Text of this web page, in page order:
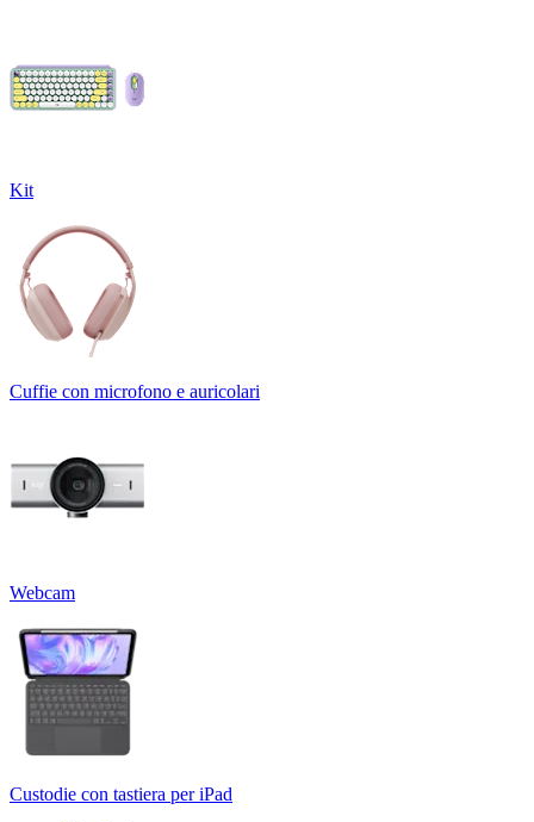
Kit
Cuffie con microfono e auricolari
Webcam
Custodie con tastiera per iPad